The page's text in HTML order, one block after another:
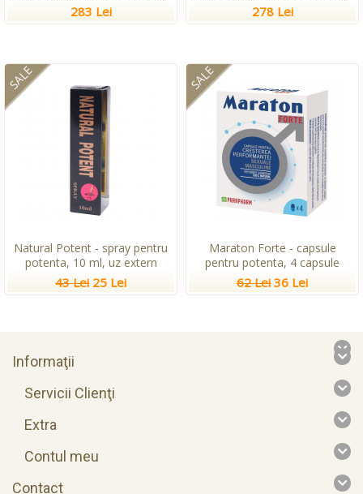
283 Lei 278 Lei
SALE
Natural Potent - spray pentru
potenta, 10 ml, uz extern
43 Lei 25 Lei
SALE
Maraton Forte - capsule
pentru potenta, 4 capsule
62 Lei 36 Lei
Informaţii
Servicii Clienţi
Extra
Contul meu
Contact